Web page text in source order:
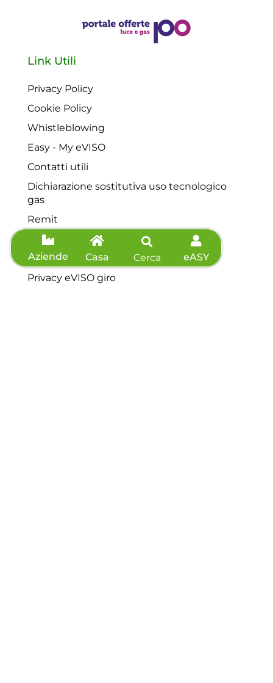
Aziende Casa Cerca eASY
Link Utili
Privacy Policy
Cookie Policy
Whistleblowing
Easy - My eVISO
Contatti utili
Dichiarazione sostitutiva uso tecnologico
gas
Remit
Documenti e modulistica
Investor Relations
Privacy eVISO giro